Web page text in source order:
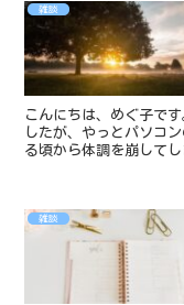
雑談
こんにちは、めぐ子で
したが、やっとパソコ
る頃から体調を崩して
雑談